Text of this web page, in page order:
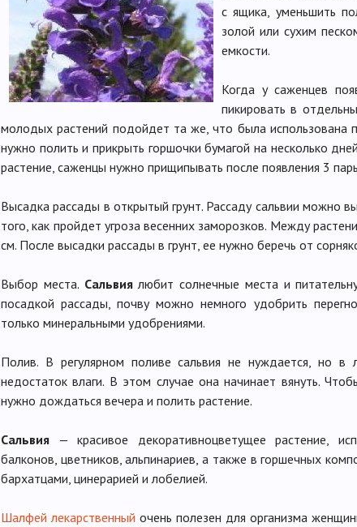
с ящика, уменьшить
золой или сухим
емкости.
Когда у саженцев
пикировать в
молодых растений подойдет та же, что была использована
нужно полить и прикрыть горшочки бумагой на несколько
растение, саженцы нужно прищипывать после появления 3
Высадка рассады в открытый грунт. Рассаду сальвии можно
того, как пройдет угроза весенних заморозков. Между
см. После высадки рассады в грунт, ее нужно беречь от
Выбор места. Сальвиялюбит солнечные места и
посадкой рассады, почву можно немного удобрить
только минеральными удобрениями.
Полив. В регулярном поливе сальвия не нуждается, но в
недостаток влаги. В этом случае она начинает вянуть.
нужно дождаться вечера и полить растение.
Сальвия — красивое декоративноцветущее растение,
балконов, цветников, альпинариев, а также в горшечных
бархатцами, цинерарией и лобелией.
Шалфей лекарственный очень полезен для организма